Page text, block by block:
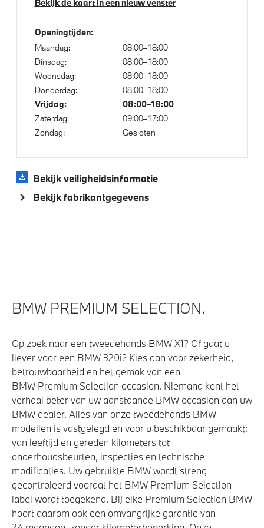
LED-koplampen met uitgebreide functies
Klimaatbeheersing
Aut.airconditioning
Elektrische voorzieningen
Verwarmde stoelen voor en achter
Uitgebreide bluetooth telefoonvoorbereiding
Voorbereiding Driving Assistance
Kilometertacho
Automatische sporttransmissie met stuurschakeling
NoodLaadkabel (Mode 2)
Anti blokkeer systeem
Veiligheid
Elektronisch Stabiliteits Programma
Actieve Voetgangersbescherming
Bekijk de kaart in een nieuw venster
Openingtijden:
Maandag:
08:00–18:00
Dinsdag:
08:00–18:00
Woensdag:
08:00–18:00
Donderdag:
08:00–18:00
Vrijdag: 08:00–18:00
Zaterdag:
09:00–17:00
Zondag:
Gesloten
Bekijk veiligheidsinformatie
Bekijk fabrikantgegevens
BMW PREMIUM SELECTION.
Op zoek naar een tweedehands BMW X1? Of gaat u
liever voor een BMW 320i? Kies dan voor zekerheid,
betrouwbaarheid en het gemak van een
BMW Premium Selection occasion. Niemand kent het
verhaal beter van uw aanstaande BMW occasion dan uw
BMW dealer. Alles van onze tweedehands BMW
modellen is vastgelegd en voor u beschikbaar gemaakt:
van leeftijd en gereden kilometers tot
onderhoudsbeurten, inspecties en technische
modificaties. Uw gebruikte BMW wordt streng
gecontroleerd voordat het BMW Premium Selection
label wordt toegekend. Bij elke Premium Selection BMW
hoort daarom ook een omvangrijke garantie van